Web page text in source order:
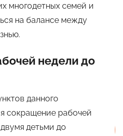
многодетных семей и
на балансе между
недели до
данного
сокращение рабочей
детьми до